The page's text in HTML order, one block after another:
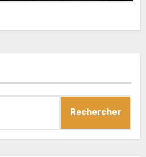
Rechercher